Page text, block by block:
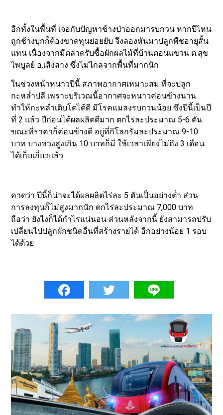
อีกทั้งในพื้นที่ เจอกับปัญหาช้างป่าออกมารบกวน หากปีไหน
ถูกช้างบุกก็ต้องขาดทุนย่อยยับ จึงลองหันมาปลูกพืชอายุสั้น
แทน เนื่องจากมีตลาดรับซื้อผักผลไม้ที่บ้านตอนแขวน ต.สุข
ไพบูลย์ อ.เสิงสาง ซึ่งไม่ไกลจากพื้นที่มากนัก
ในช่วงหน้าหนาวปีนี้ สภาพอากาศเหมาะสม ที่จะปลูก
กะหล่ำปลี เพราะบริเวณนี้อากาศจะหนาวค่อนข้างนาน
ทำให้กะหล่ำเติบโตได้ดี มีโรคแมลงรบกวนน้อย ซึ่งปีนี้เป็นปี
ที่ 2 แล้ว ปีก่อนได้ผลผลิตดีมาก ตกไร่ละประมาณ 5-6 ตัน
ขณะที่ราคาก็ค่อนข้างดี อยู่ที่กิโลกรัมละประมาณ 9-10
บาท บางช่วงสูงเกิน 10 บาทก็มี ใช้เวลาเพียงไม่ถึง 3 เดือน
ได้เก็บเกี่ยวแล้ว
คาดว่า ปีนี้ก็น่าจะได้ผลผลิตไร่ละ 5 ตันเป็นอย่างต่ำ ส่วน
การลงทุนก็ไม่สูงมากนัก ตกไร่ละประมาณ 7,000 บาท
ถือว่า ยังไงก็ได้กำไรแน่นอน ส่วนหลังจากนี้ ยังสามารถปรับ
เปลี่ยนไปปลูกผักชนิดอื่นที่สร้างรายได้ อีกอย่างน้อย 1 รอบ
ได้ด้วย